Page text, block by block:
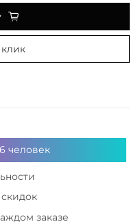
клик
человек
заказе